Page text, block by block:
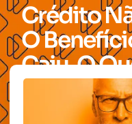
Crédito
O
Caiu. O